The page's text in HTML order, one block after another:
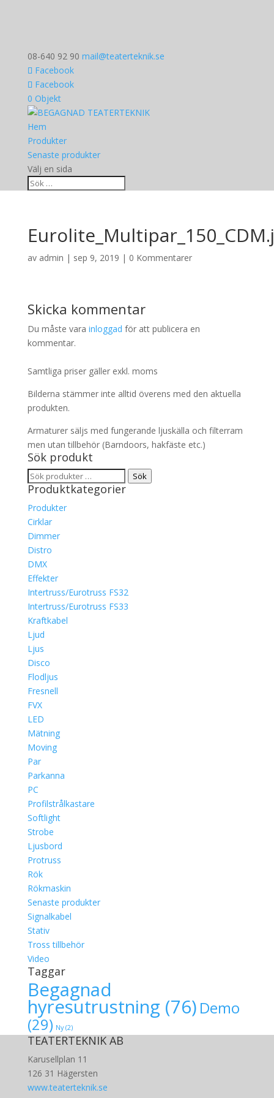
08-640 92 90 mail@teaterteknik.se
Facebook
Facebook
0 Objekt
Hem
Produkter
Senaste produkter
Välj en sida
av admin | sep 9, 2019 | 0 Kommentarer
Skicka kommentar
Du måste vara inloggad för att publicera en
kommentar.
Samtliga priser gäller exkl. moms
Bilderna stämmer inte alltid överens med den aktuella
produkten.
Armaturer säljs med fungerande ljuskälla och filterram
men utan tillbehör (Barndoors, hakfäste etc.)
Sök produkt
Sök
efter:
Sök
Produktkategorier
Produkter
Cirklar
Dimmer
Distro
DMX
Effekter
Intertruss/Eurotruss FS32
Intertruss/Eurotruss FS33
Kraftkabel
Ljud
Ljus
Disco
Flodljus
Fresnell
FVX
LED
Mätning
Moving
Par
Parkanna
PC
Profilstrålkastare
Softlight
Strobe
Ljusbord
Protruss
Rök
Rökmaskin
Senaste produkter
Signalkabel
Stativ
Tross tillbehör
Video
Taggar
Begagnad
hyresutrustning (76) Demo
(29) Ny(2)
TEATERTEKNIK AB
Karusellplan 11
126 31 Hägersten
www.teaterteknik.se